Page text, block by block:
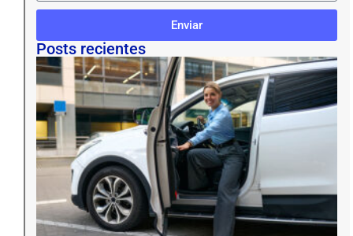
Enviar
Posts recientes